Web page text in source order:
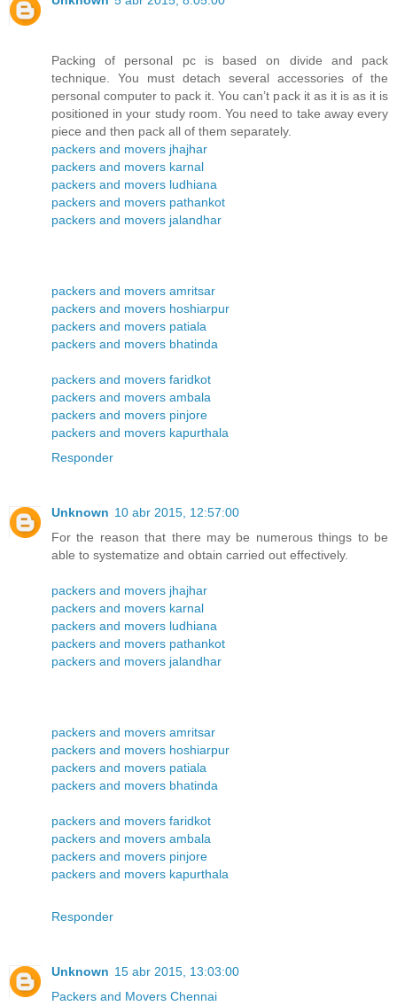
Packing of personal pc is based on divide and pack
technique. You must detach several accessories of the
personal computer to pack it. You can’t pack it as it is as it is
positioned in your study room. You need to take away every
piece and then pack all of them separately.
packers and movers jhajhar
packers and movers karnal
packers and movers ludhiana
packers and movers pathankot
packers and movers jalandhar
packers and movers amritsar
packers and movers hoshiarpur
packers and movers patiala
packers and movers bhatinda
packers and movers faridkot
packers and movers ambala
packers and movers pinjore
packers and movers kapurthala
Responder
Unknown 10 abr 2015, 12:57:00
For the reason that there may be numerous things to be
able to systematize and obtain carried out effectively.
packers and movers jhajhar
packers and movers karnal
packers and movers ludhiana
packers and movers pathankot
packers and movers jalandhar
packers and movers amritsar
packers and movers hoshiarpur
packers and movers patiala
packers and movers bhatinda
packers and movers faridkot
packers and movers ambala
packers and movers pinjore
packers and movers kapurthala
Responder
Unknown 15 abr 2015, 13:03:00
Packers and Movers Chennai